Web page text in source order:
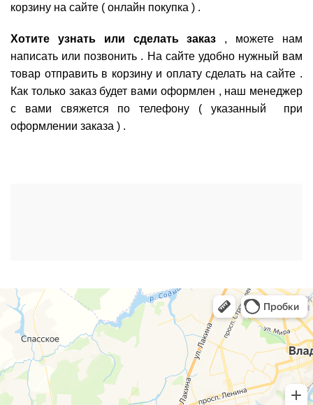
корзину на сайте ( онлайн покупка ) .
Хотите узнать или сделать заказ , можете нам
написать или позвонить . На сайте удобно нужный вам
товар отправить в корзину и оплату сделать на сайте .
Как только заказ будет вами оформлен , наш менеджер
с вами свяжется по телефону ( указанный при
оформлении заказа ) .